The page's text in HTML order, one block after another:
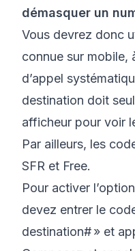
démasquer un
Vous devrez donc
connue sur mobile,
d’appel
destination doit
afficheur pour voir
Par ailleurs, les
SFR et Free.
Pour activer
devez entrer le
destination# » et